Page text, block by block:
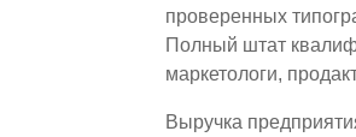
проверенных
Полный штат
маркетологи,
Выручка